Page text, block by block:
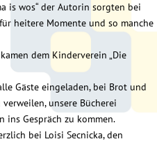
is wos“ der Autorin sorgten bei
heitere Momente und so manche
dem Kinderverein „Die
Gäste eingeladen, bei Brot und
unsere Bücherei
Gespräch zu kommen.
bei Loisi Secnicka, den